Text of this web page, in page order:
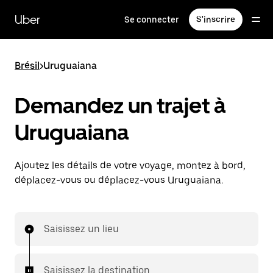
contenu
principal
Uber Se connecter S'inscrire
Brésil>Uruguaiana
Demandez un trajet à
Uruguaiana
Ajoutez les détails de votre voyage, montez à bord,
déplacez-vous ou déplacez-vous Uruguaiana.
Saisissez un lieu
Saisissez la destination